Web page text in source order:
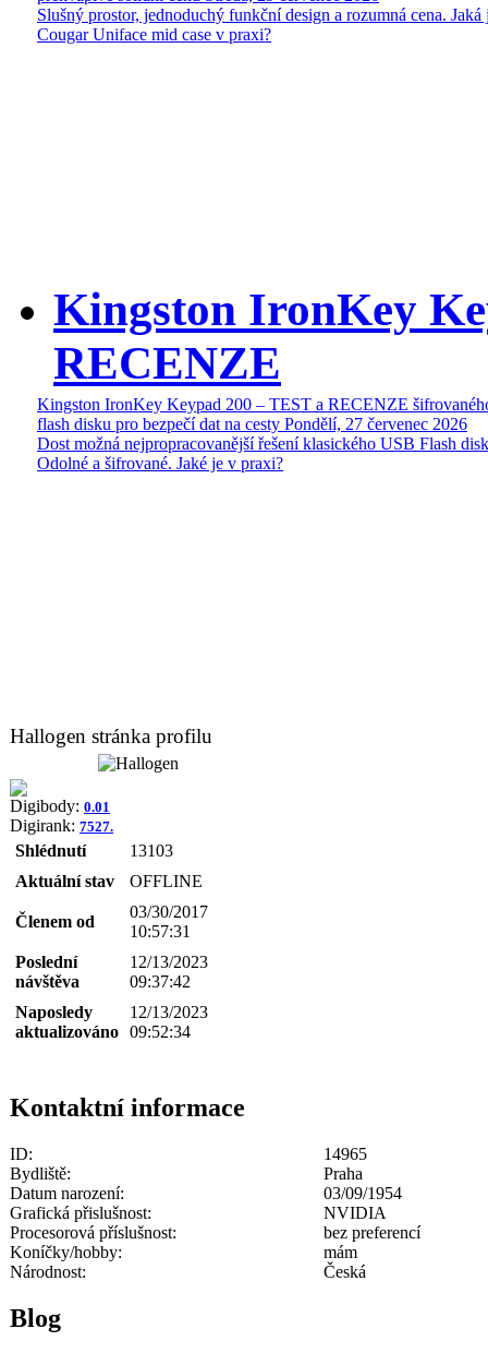
Slušný prostor, jednoduchý funkční design a rozumná cena. Jaká
Cougar Uniface mid case v praxi?
Kingston IronKey
RECENZE
Kingston IronKey Keypad 200 – TEST a RECENZE
flash disku pro bezpečí dat na cesty Pondělí, 27 červenec 2026
Dost možná nejpropracovanější řešení klasického USB Flash
Odolné a šifrované. Jaké je v praxi?
Hallogen stránka profilu
Digibody: 0.01
Digirank: 7527.
Shlédnutí
13103
Aktuální stav
OFFLINE
Členem od
03/30/2017
10:57:31
Poslední
návštěva
12/13/2023
09:37:42
Naposledy
aktualizováno
12/13/2023
09:52:34
Kontaktní informace
ID:
14965
Bydliště:
Praha
Datum narození:
03/09/1954
Grafická přislušnost:
NVIDIA
Procesorová příslušnost:
bez preferencí
Koníčky/hobby:
mám
Národnost:
Česká
Blog